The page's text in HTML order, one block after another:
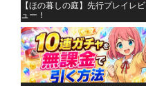
【ほの暮しの庭】先行プレイレビ
ュー！